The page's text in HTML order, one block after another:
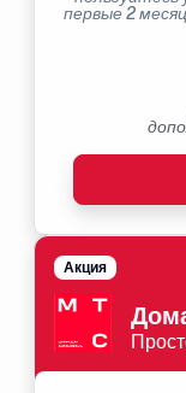
первые 2
Акция